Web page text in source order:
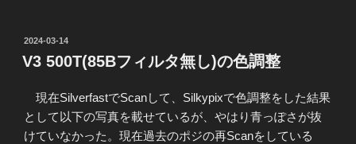
投
稿
日:
2024-03-14
V3 500T(85Bフィルタ無し)の色調整
現在SilverfastでScanして、Silkypixで色調整をした結果
として以下の写真を載せているが、やはり青っぽさが抜
けていなかった。現在過去のポジの再Scanをしている